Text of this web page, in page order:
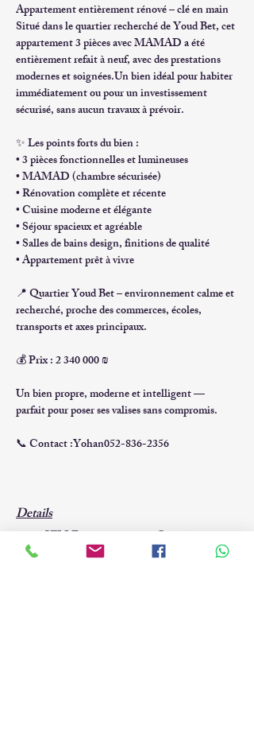
Appartement entièrement rénové – clé en main
Situé dans le quartier recherché de Youd Bet, cet
appartement 3 pièces avec MAMAD a été
entièrement refait à neuf, avec des prestations
modernes et soignées.Un bien idéal pour habiter
immédiatement ou pour un investissement
sécurisé, sans aucun travaux à prévoir.
✨ Les points forts du bien :
• 3 pièces fonctionnelles et lumineuses
• MAMAD (chambre sécurisée)
• Rénovation complète et récente
• Cuisine moderne et élégante
• Séjour spacieux et agréable
• Salles de bains design, finitions de qualité
• Appartement prêt à vivre
📍 Quartier Youd Bet – environnement calme et
recherché, proche des commerces, écoles,
transports et axes principaux.
💰 Prix : 2 340 000 ₪
Un bien propre, moderne et intelligent —
parfait pour poser ses valises sans compromis.
📞 Contact :Yohan052-836-2356
Details
VILLE
ASHDOD
Quartier